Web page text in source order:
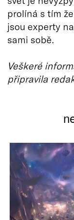
prolíná s tím
jsou experty
sami sobě.
Veškeré
připravila